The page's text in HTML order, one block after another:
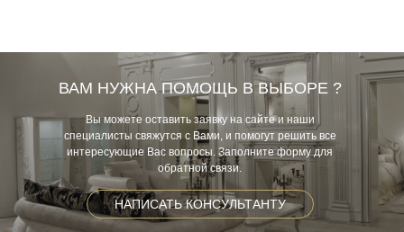
ВАМ НУЖНА ПОМОЩЬ В ВЫБОРЕ ?
Вы можете оставить заявку на сайте и наши
специалисты свяжутся с Вами, и помогут решить все
интересующие Вас вопросы. Заполните форму для
обратной связи.
НАПИСАТЬ КОНСУЛЬТАНТУ